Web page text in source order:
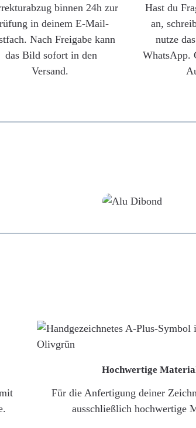
binnen 24h zur
in deinem E-Mail-
Nach Freigabe kann
das Bild sofort in den
Versand.
Hast du
an,
nutze
WhatsApp.
Hochwertige
Für die Anfertigung deiner
ausschließlich hochwertige